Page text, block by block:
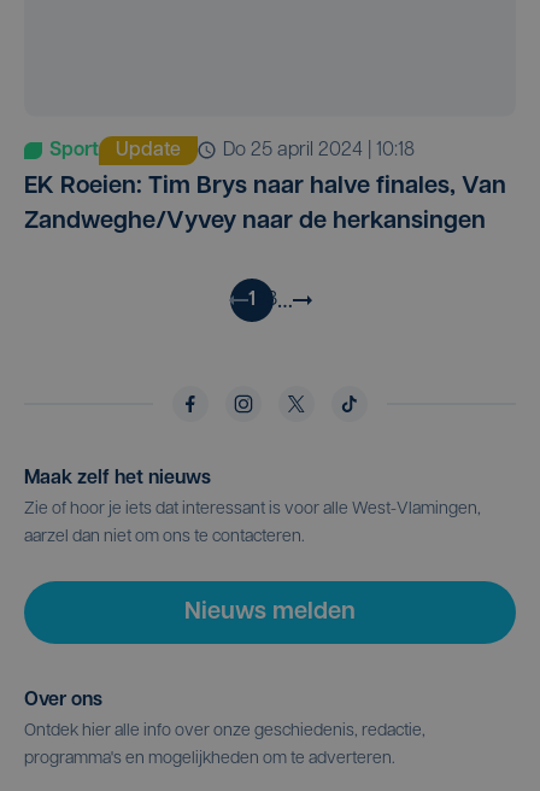
Sport Update do 25 april 2024 | 10:18
EK Roeien: Tim Brys naar halve finales, Van
Zandweghe/Vyvey naar de herkansingen
1 3…
Maak zelf het nieuws
Zie of hoor je iets dat interessant is voor alle West-Vlamingen,
aarzel dan niet om ons te contacteren.
Nieuws melden
Over ons
Ontdek hier alle info over onze geschiedenis, redactie,
programma's en mogelijkheden om te adverteren.